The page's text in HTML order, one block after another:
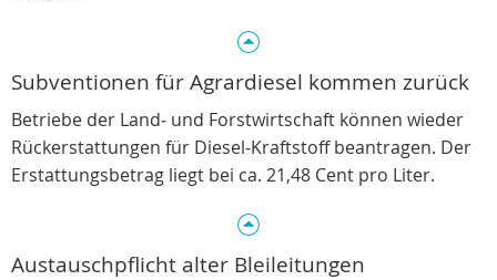
Subventionen für Agrardiesel kommen zurück
Betriebe der Land‑ und Forstwirtschaft können wieder
Rückerstattungen für Diesel‑Kraftstoff beantragen. Der
Erstattungsbetrag liegt bei ca. 21,48 Cent pro Liter.
Austauschpflicht alter Bleileitungen